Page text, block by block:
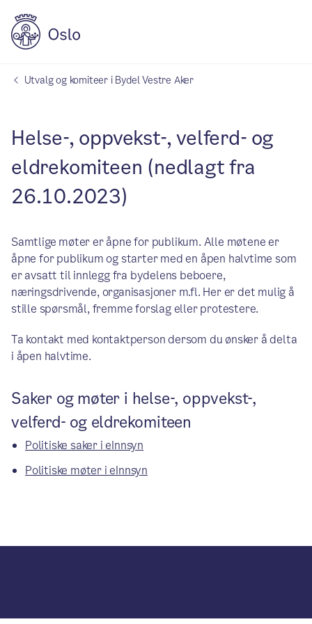
Utvalg og komiteer i Bydel Vestre Aker
Helse-, oppvekst-, velferd- og
eldrekomiteen (nedlagt fra
26.10.2023)
Samtlige møter er åpne for publikum. Alle møtene er
åpne for publikum og starter med en åpen halvtime som
er avsatt til innlegg fra bydelens beboere,
næringsdrivende, organisasjoner m.fl. Her er det mulig å
stille spørsmål, fremme forslag eller protestere.
Ta kontakt med kontaktperson dersom du ønsker å delta
i åpen halvtime.
Saker og møter i helse-, oppvekst-,
velferd- og eldrekomiteen
Politiske saker i eInnsyn
Politiske møter i eInnsyn